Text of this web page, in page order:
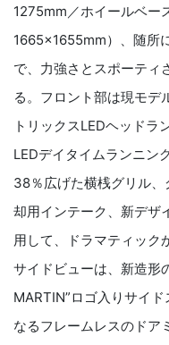
1275mm／ホイールベー
1665×1655mm）、随所
で、力強さとスポーティ
る。フロント部は現モデ
トリックスLEDヘッドラ
LEDデイタイムランニン
38％広げた横桟グリル
却用インテーク、新デザ
用して、ドラマティック
サイドビューは、新造形
MARTIN”ロゴ入りサイ
なるフレームレスのドア